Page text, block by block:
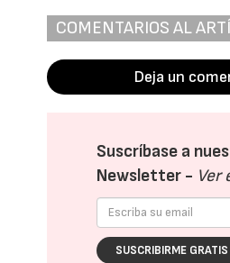
COMENTARIOS AL
Deja un
Suscríbase a
Newsletter - Ver
SUSCRIBIRME GRATIS